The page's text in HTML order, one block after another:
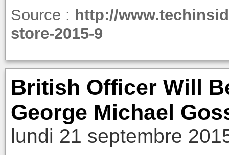
Source : http://
store-2015-9
British Officer Will
George Michael
lundi 21 septembre